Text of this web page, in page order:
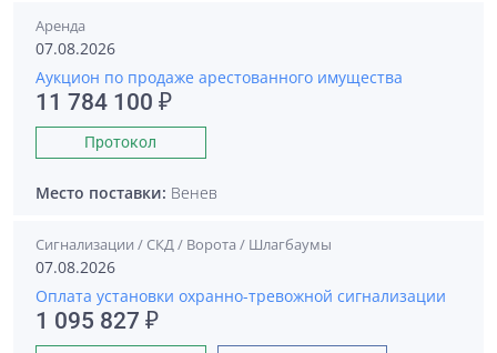
Аренда
07.08.2026
Аукцион по продаже арестованного имущества
11 784 100 ₽
Протокол
Место поставки: Венев
Сигнализации / СКД / Ворота / Шлагбаумы
07.08.2026
Оплата установки охранно-тревожной сигнализации
1 095 827 ₽